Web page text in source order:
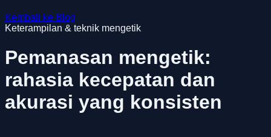
Kembali ke Blog
Keterampilan & teknik mengetik
Pemanasan mengetik:
rahasia kecepatan dan
akurasi yang konsisten